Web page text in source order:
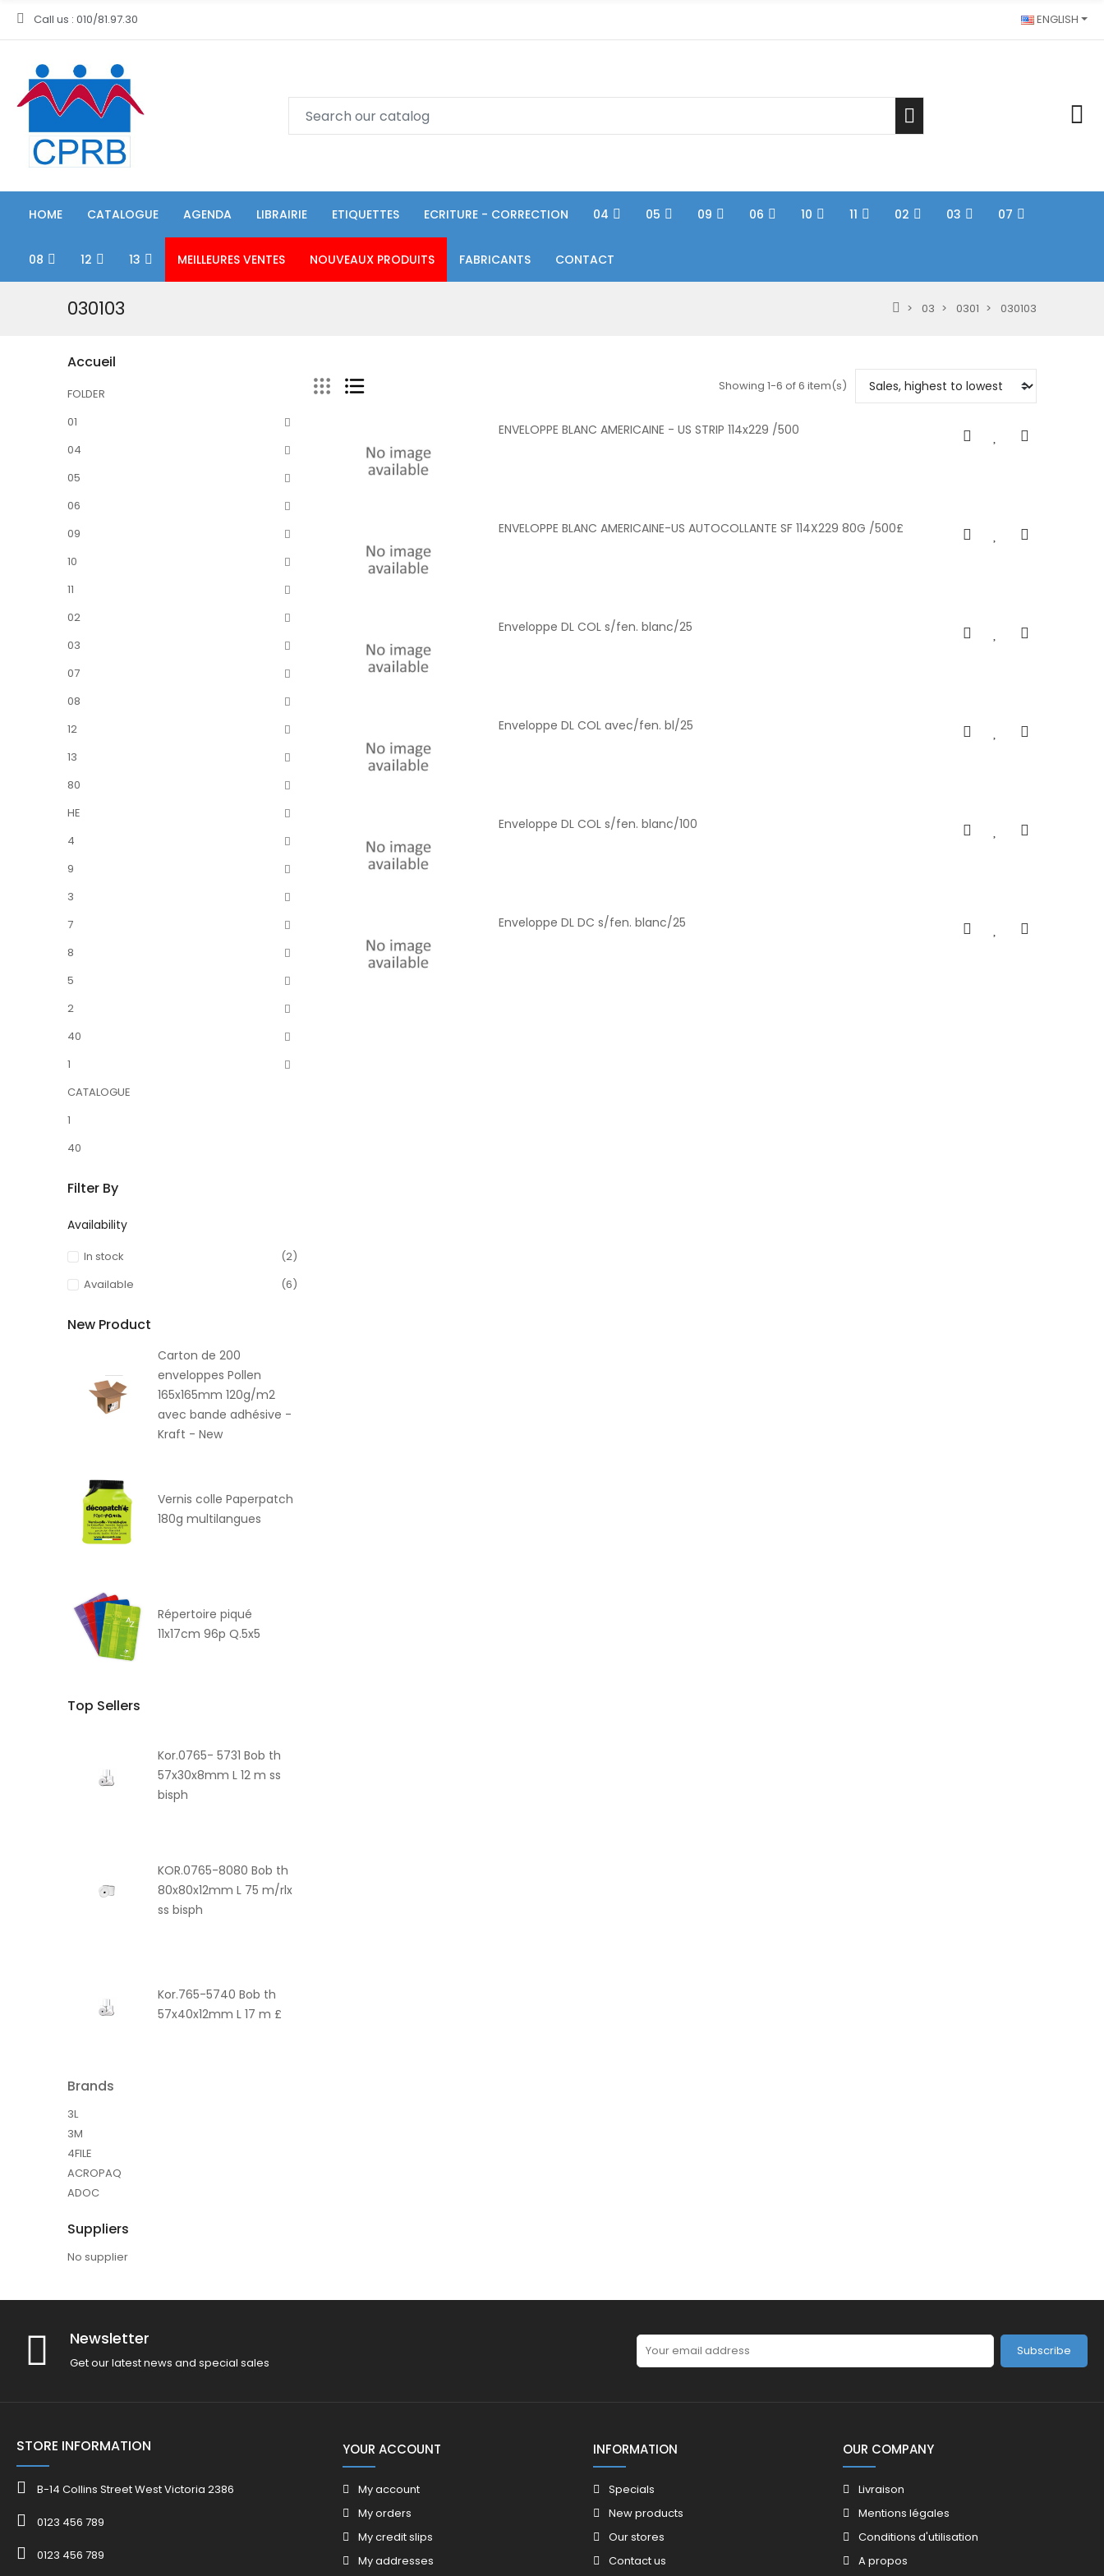
Call us : 010/81.97.30 ENGLISH
HOME CATALOGUE AGENDA LIBRAIRIE ETIQUETTES ECRITURE - CORRECTION 04 05 09 06 10 11 02 03 07
08 12 13 MEILLEURES VENTES NOUVEAUX PRODUITS FABRICANTS CONTACT
030103 03 0301 030103
Accueil
FOLDER
01
04
05
06
09
10
11
02
03
07
08
12
13
80
HE
4
9
3
7
8
5
2
40
1
CATALOGUE
1
40
Filter By
Availability
In stock
(2)
Available
(6)
New Product
Carton de 200
enveloppes Pollen
165x165mm 120g/m2
avec bande adhésive -
Kraft - New
Vernis colle Paperpatch
180g multilangues
Répertoire piqué
11x17cm 96p Q.5x5
Top Sellers
Kor.0765- 5731 Bob th
57x30x8mm L 12 m ss
bisph
KOR.0765-8080 Bob th
80x80x12mm L 75 m/rlx
ss bisph
Kor.765-5740 Bob th
57x40x12mm L 17 m £
Brands
3L
3M
4FILE
ACROPAQ
ADOC
Suppliers
No supplier
Showing 1-6 of 6 item(s)
ENVELOPPE BLANC AMERICAINE - US STRIP 114x229 /500
ENVELOPPE BLANC AMERICAINE-US AUTOCOLLANTE SF 114X229 80G /500£
Enveloppe DL COL s/fen. blanc/25
Enveloppe DL COL avec/fen. bl/25
Enveloppe DL COL s/fen. blanc/100
Enveloppe DL DC s/fen. blanc/25
Newsletter
Get our latest news and special sales
Subscribe
STORE INFORMATION
B-14 Collins Street West Victoria 2386
0123 456 789
0123 456 789
YOUR ACCOUNT
My account
My orders
My credit slips
My addresses
INFORMATION
Specials
New products
Our stores
Contact us
OUR COMPANY
Livraison
Mentions légales
Conditions d'utilisation
A propos